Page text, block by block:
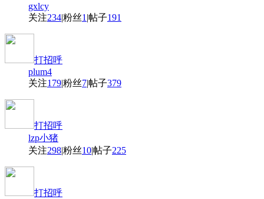
gxlcy
关注234|粉丝1 |帖子191
打招呼
plum4
关注179|粉丝7|帖子379
打招呼
lzp小猪
关注298|粉丝10|帖子225
打招呼